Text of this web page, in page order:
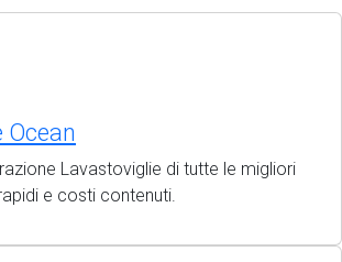
Ocean
Lavastoviglie di tutte le migliori
e costi contenuti.